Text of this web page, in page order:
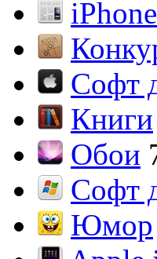
Софт
Книги
Обои
Софт
Юмор